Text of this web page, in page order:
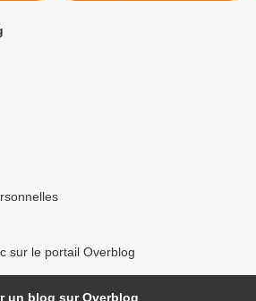
sur le portail Overblog
un blog sur Overblog